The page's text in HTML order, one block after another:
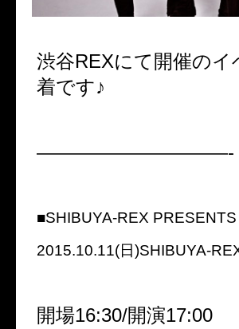
渋谷REXにて開催の
着です♪
——————————-
■SHIBUYA-REX PRESENTS
2015.10.11(日)SHIBUYA-
開場16:30/開演17:00